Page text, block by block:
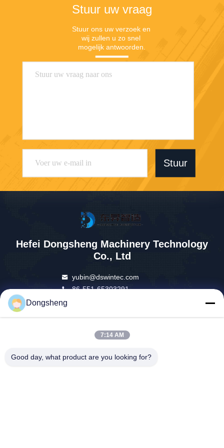
Stuur uw vraag
Stuur ons uw verzoek en
wij zullen u zo snel
mogelijk antwoorden.
Stuur
Hefei Dongsheng Machinery Technology
Co., Ltd
yubin@dswintec.com
86-551-65303291
Dongsheng
7:14 AM
Good day, what product are you looking for?